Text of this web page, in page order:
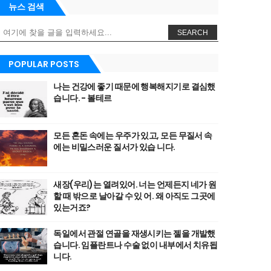
뉴스 검색
SEARCH
POPULAR POSTS
나는 건강에 좋기 때문에 행복해지기로 결심했
습니다. - 볼테르
모든 혼돈 속에는 우주가 있고, 모든 무질서 속
에는 비밀스러운 질서가 있습 니다.
새장(우리)는 열려있어. 너는 언제든지 네가 원
할 때 밖으로 날아갈 수 있 어. 왜 아직도 그곳에
있는거죠?
독일에서 관절 연골을 재생시키는 젤을 개발했
습니다. 임플란트나 수술 없이 내부에서 치유됩
니다.